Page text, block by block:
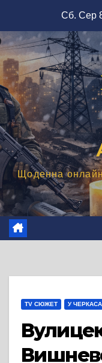
вмісту
Сб. Сер
Щоденна онлайн
TV СЮЖЕТ У